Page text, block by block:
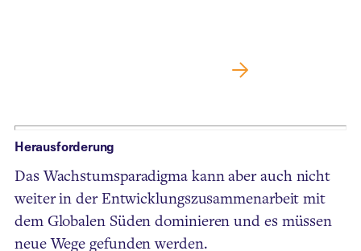
Herausforderung
Das Wachstumsparadigma kann aber auch nicht
weiter in der Entwicklungszusammenarbeit mit
dem Globalen Süden dominieren und es müssen
neue Wege gefunden werden.